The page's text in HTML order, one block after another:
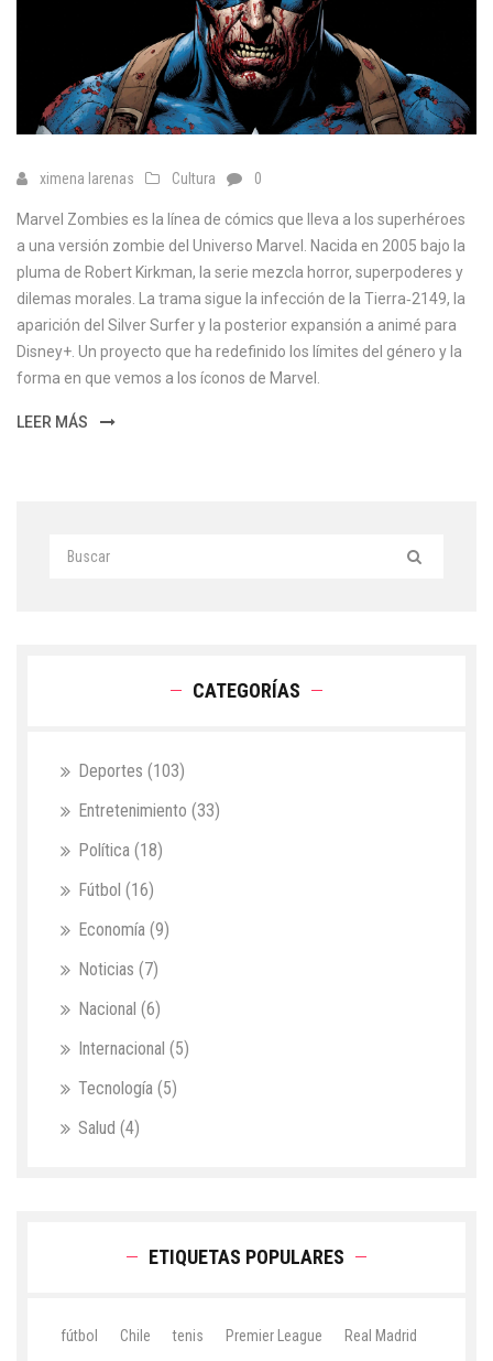
ximena larenas Cultura 0
Marvel Zombies es la línea de cómics que lleva a los superhéroes
a una versión zombie del Universo Marvel. Nacida en 2005 bajo la
pluma de Robert Kirkman, la serie mezcla horror, superpoderes y
dilemas morales. La trama sigue la infección de la Tierra‑2149, la
aparición del Silver Surfer y la posterior expansión a animé para
Disney+. Un proyecto que ha redefinido los límites del género y la
forma en que vemos a los íconos de Marvel.
LEER MÁS
CATEGORÍAS
Deportes (103)
Entretenimiento (33)
Política (18)
Fútbol (16)
Economía (9)
Noticias (7)
Nacional (6)
Internacional (5)
Tecnología (5)
Salud (4)
ETIQUETAS POPULARES
fútbol Chile tenis Premier League Real Madrid